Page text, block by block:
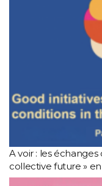
A voir : les
collective future »